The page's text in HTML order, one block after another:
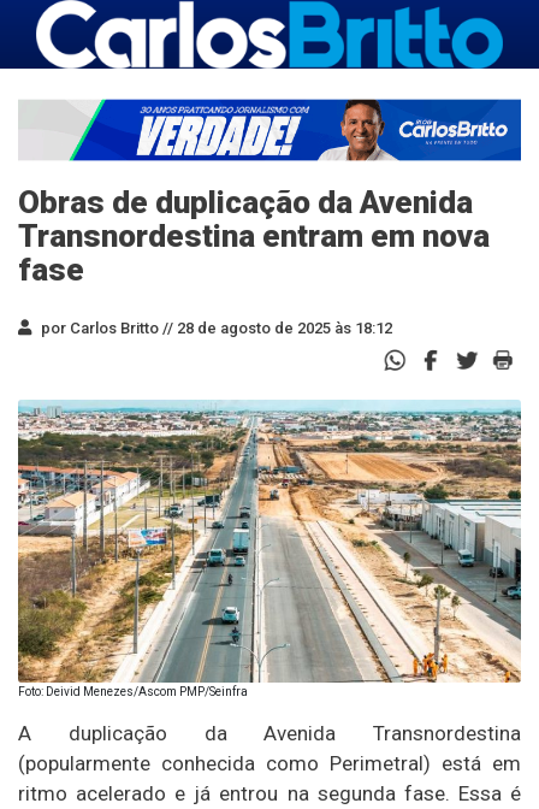
Obras de duplicação da Avenida
Transnordestina entram em nova
fase
por Carlos Britto // 28 de agosto de 2025 às 18:12
Foto: Deivid Menezes/Ascom PMP/Seinfra
A duplicação da Avenida Transnordestina
(popularmente conhecida como Perimetral) está em
ritmo acelerado e já entrou na segunda fase. Essa é